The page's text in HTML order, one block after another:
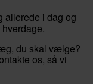
allerede i dag og
du skal vælge?
os, så vi